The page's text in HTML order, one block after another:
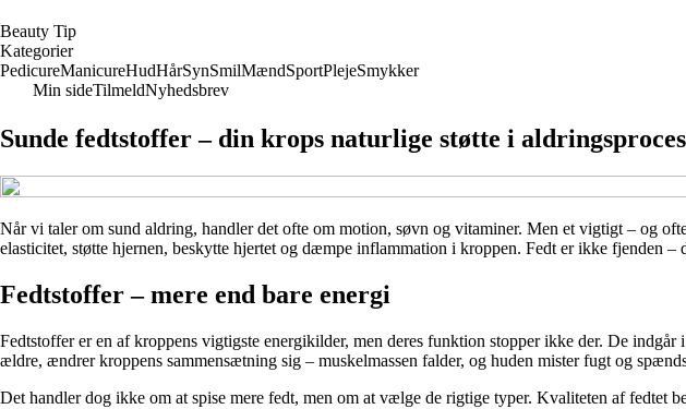
Beauty Tip
Kategorier
PedicureManicureHudHårSynSmilMændSportPlejeSmykker
Min sideTilmeldNyhedsbrev
Sunde fedtstoffer – din krops naturlige støtte i
Når vi taler om sund aldring, handler det ofte om motion, søvn og vitaminer. Men et vigtigt – og
elasticitet, støtte hjernen, beskytte hjertet og dæmpe inflammation i kroppen. Fedt er ikke fjenden
Fedtstoffer – mere end bare energi
Fedtstoffer er en af kroppens vigtigste energikilder, men deres funktion stopper ikke der. De
ældre, ændrer kroppens sammensætning sig – muskelmassen falder, og huden mister fugt og
Det handler dog ikke om at spise mere fedt, men om at vælge de rigtige typer. Kvaliteten af fedtet